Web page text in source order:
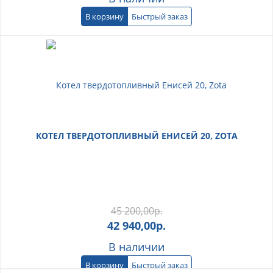
В корзину Быстрый заказ
КОТЕЛ ТВЕРДОТОПЛИВНЫЙ ЕНИСЕЙ 20, ZOTA
45 200,00р.
42 940,00р.
В наличии
В корзину Быстрый заказ